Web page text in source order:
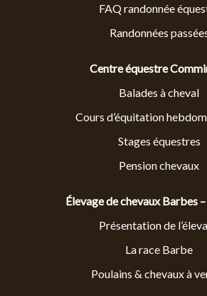
FAQ randonnée
Randonnées
Centre équestre
Balades à cheval
Cours d’équitation
Stages équestres
Pension chevaux
Élevage de chevaux Barbes
Présentation de
La race Barbe
Poulains & chevaux à